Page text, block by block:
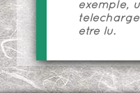
exemple,
être lu.